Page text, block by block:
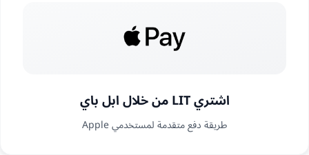
اشتري LIT من خلال ابل باي
طريقة دفع متقدمة لمستخدمي Apple